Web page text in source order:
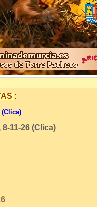
:
(Clica)
11-26 (Clica)